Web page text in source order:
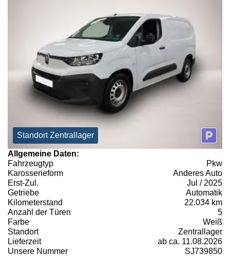
Standort Zentrallager
Allgemeine Daten:
Fahrzeugtyp
Pkw
Karosserieform
Anderes Auto
Erst-Zul.
Jul / 2025
Getriebe
Automatik
Kilometerstand
22.034 km
Anzahl der Türen
5
Farbe
Weiß
Standort
Zentrallager
Lieferzeit
ab ca. 11.08.2026
Unsere Nummer
SJ739850